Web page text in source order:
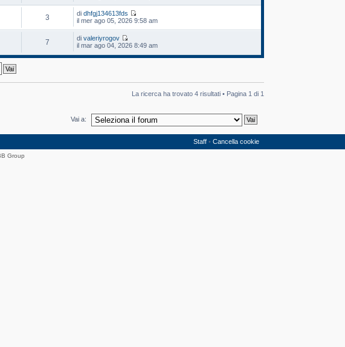
3 didhfgj134613fds
il mer ago 05, 2026 9:58 am
7 divaleriyrogov
il mar ago 04, 2026 8:49 am
La ricerca ha trovato 4 risultati • Pagina 1 di 1
Vai a:
Staff• Cancella cookie
Group